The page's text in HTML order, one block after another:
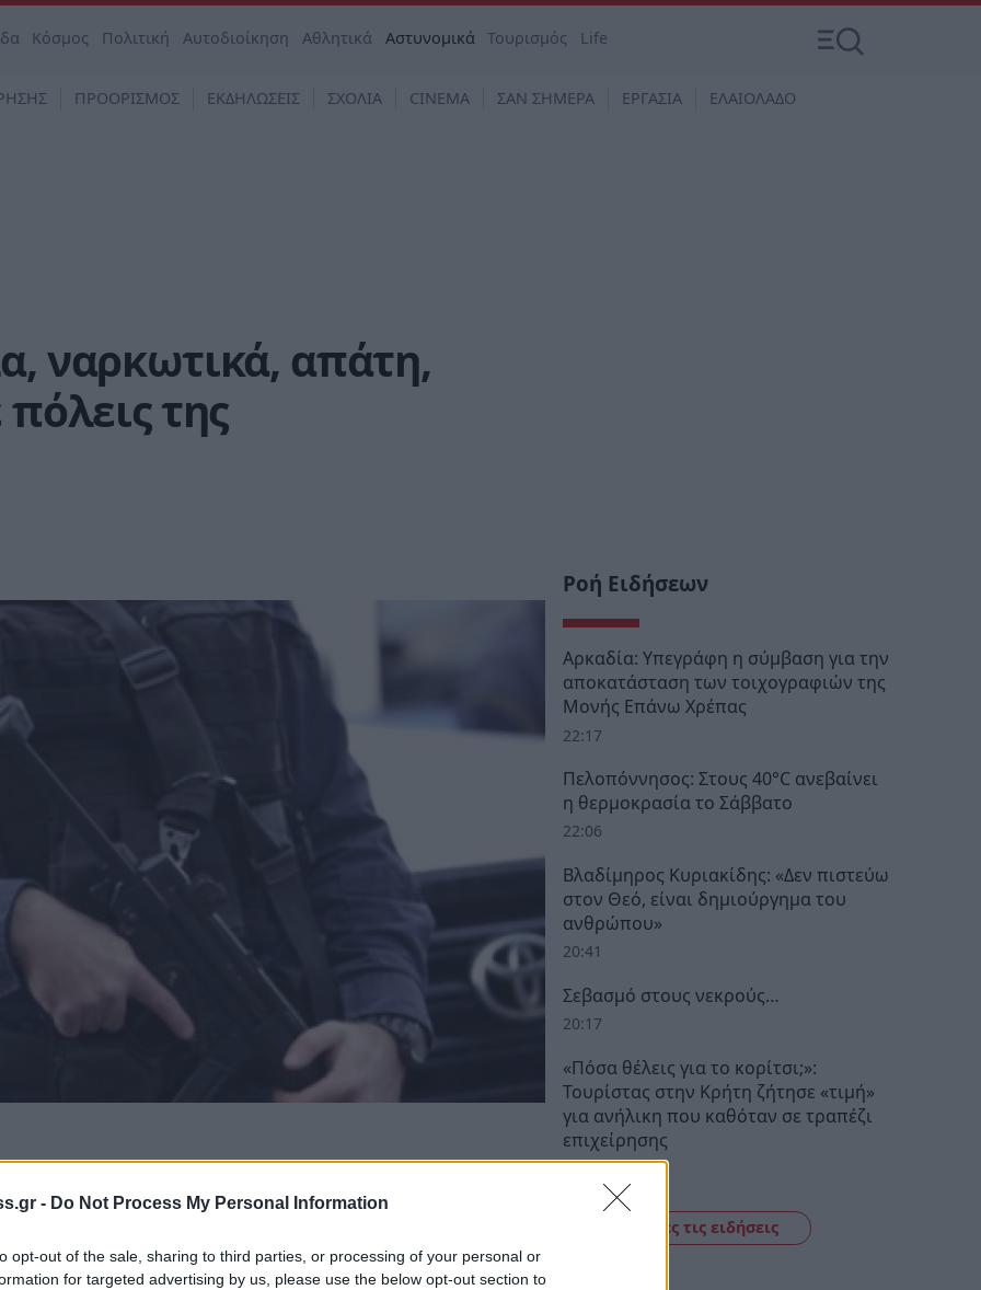
- Do Not Process My Personal Information
opt-out of the sale, sharing to third parties, or processing of your personal or
for targeted advertising by us, please use the below opt-out section to
Κόσμος Πολιτική Αυτοδιοίκηση Αθλητικά Αστυνομικά Τουρισμός Life
ΠΡΟΟΡΙΣΜΟΣ ΕΚΔΗΛΩΣΕΙΣ ΣΧΟΛΙΑ CINEMA ΣΑΝ ΣΗΜΕΡΑ ΕΡΓΑΣΙΑ ΕΛΑΙΟΛΑΔΟ
ναρκωτικά, απάτη,
της
όταν αναζητάς ειδήσεις στη Google
ως προτιμώμενη πηγή
αποτελέσματα της Google
Ροή Ειδήσεων
Αρκαδία: Υπεγράφη η σύμβαση για την
αποκατάσταση των τοιχογραφιών της
Μονής Επάνω Χρέπας
22:17
Πελοπόννησος: Στους 40°C ανεβαίνει
η θερμοκρασία το Σάββατο
22:06
Βλαδίμηρος Κυριακίδης: «Δεν πιστεύω
στον Θεό, είναι δημιούργημα του
ανθρώπου»
20:41
Σεβασμό στους νεκρούς…
20:17
«Πόσα θέλεις για το κορίτσι;»:
Τουρίστας στην Κρήτη ζήτησε «τιμή»
για ανήλικη που καθόταν σε τραπέζι
επιχείρησης
19:56
Δείτε όλες τις ειδήσεις